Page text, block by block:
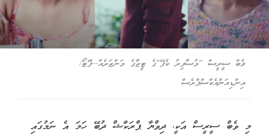
ވެބް ސީރީސް "މުސާފިރު ކެފޭ"ގެ ޓީޒާގެ މަންޒަރެއް--ފޮޓޯ/
އިންޑިއަންއެކްސްޕްރެސް
މި ވެބް ސީރީސް އަކީ، ދިވްޔާ ޕްރަކާޝް ދުބޭ ހަމަ އެ ނަމުގައި